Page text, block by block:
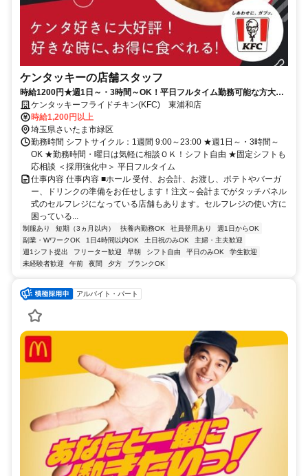
ケンタッキーの店舗スタッフ
時給1200円★週1日～・3時間～OK！平日フルタイム勤務可能な方大歓
迎♪ケンタッキーフライドチキン(KFC) 東浦和店
時給1,200円以上
埼玉県さいたま市緑区
勤務時間 シフトサイクル：1週間 9:00～23:00 ★週1日～・3時間～
OK ★勤務時間・曜日は気軽に相談ＯＫ！シフト自由 ★固定シフトも
応相談 ＜採用強化中＞ 平日フルタイム
仕事内容 仕事内容 ■ホール 受付、お会計、お渡し、ポテトやバーガ
ー、ドリンクの準備をお任せします！注文～会計までがタッチパネル
式のセルフレジになっている店舗もあります。セルフレジの使い方に
困っている...
制服あり 短期（3ヵ月以内） 扶養内勤務OK 社員登用あり
週1日からOK
副業・WワークOK
1日4時間以内OK 土日祝のみOK
主婦・主夫歓迎
週1シフト提出
フリーター歓迎 早朝 シフト自由 平日のみOK
学生歓迎
未経験者歓迎
午前 夜間 夕方 ブランクOK
アルバイト・パート